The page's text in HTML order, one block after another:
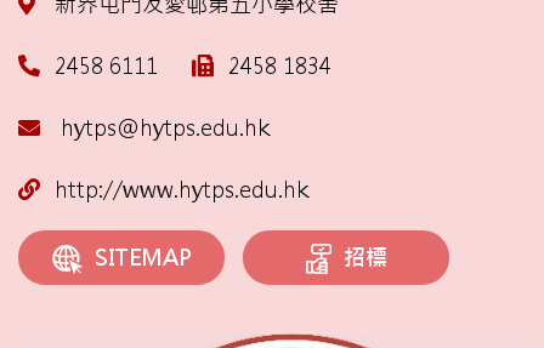
2458 6111 2458 1834
hytps@hytps.edu.hk
http://www.hytps.edu.hk
SITEMAP 招標